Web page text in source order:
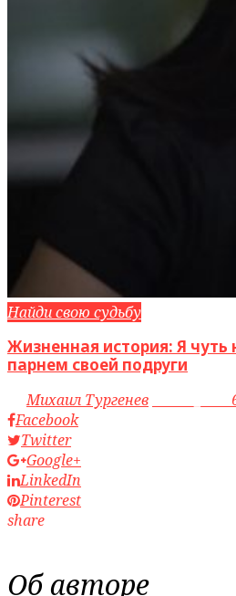
Найди свою судьбу
Жизненная история: Я чуть
парнем своей подруги
byМихаил Тургенев
Facebook
Twitter
Google+
LinkedIn
Pinterest
share
Об авторе